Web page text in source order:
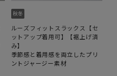
ルーズフィットスラックス【セ
ットアップ着用可】【裾上げ済
み】
季節感と着用感を両立したプリ
ントジャージー素材